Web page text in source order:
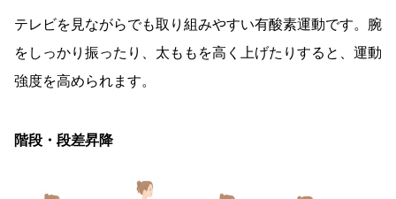
テレビを見ながらでも取り組みやすい有酸素運動です。腕
をしっかり振ったり、太ももを高く上げたりすると、運動
強度を高められます。
階段・段差昇降